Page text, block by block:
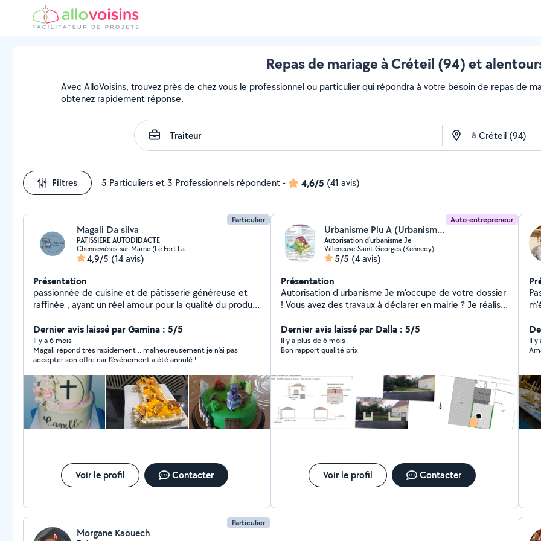
Repas de mariage à Créteil (94) et
Avec AlloVoisins, trouvez près de chez vous le professionnel ou particulier qui répondra à votre besoin de repas de
obtenez rapidement réponse.
à
Filtres 5 Particuliers et 3 Professionnels répondent- 4,6/5 (41 avis)
Particulier
Magali Da silva
PATISSIERE AUTODIDACTE
Chennevières-sur-Marne (Le Fort La Maillarde)
4,9/5 (14 avis)
Présentation
passionnée de cuisine et de pâtisserie généreuse et
raffinée , ayant un réel amour pour la qualité du produit,
sucrés, plats et desserts( cake design, layer cake,
entremet .........).
Dernier avis laissé par Gamina : 5/5
Il y a 6 mois
Magali répond très rapidement .. malheureusement je n’ai pas
accepter son offre car l’événement a été annulé !
Voir le profil Contacter
Auto-entrepreneur
Urbanisme Plu A (Urbanisme PLU)
Autorisation d'urbanisme Je
Villeneuve-Saint-Georges (Kennedy)
5/5 (4 avis)
Présentation
Autorisation d'urbanisme Je m'occupe de votre dossier
! Vous avez des travaux à déclarer en mairie ? Je réalise
conforme au PLU et prêt à être déposé. Extensions,
terrasses, vérandas, garages Changement de fenêtres
ou clôtures Ravalement de façades Dossier complet
conformité PLU Offerte avant devis Contactez-moi
pour votre projet !
Dernier avis laissé par Dalla : 5/5
Il y a plus de 6 mois
Bon rapport qualité prix
Voir le profil Contacter
passion la
Il y
Particulier
Morgane Kaouech